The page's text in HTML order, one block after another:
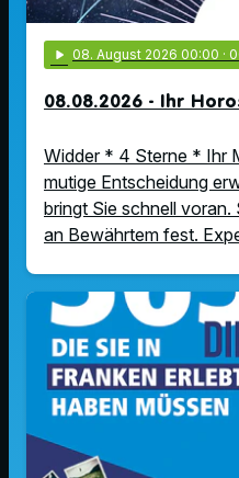
play_arrow 08. August 2026 00:00 ·
08.08.2026 - Ihr
Widder * 4 Sterne * Ihr
mutige Entscheidung
bringt Sie schnell
an Bewährtem fest.